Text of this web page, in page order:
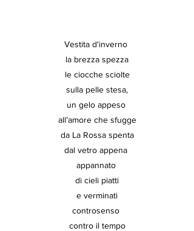
Vestita d'inverno
la brezza spezza
le ciocche sciolte
sulla pelle stesa,
un gelo appeso
all’amore che sfugge
da La Rossa spenta
dal vetro appena
appannato
di cieli piatti
e verminati
controsenso
contro il tempo